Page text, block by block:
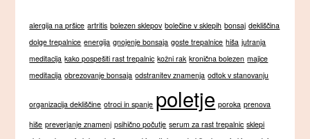
alergija na pršice artritis bolezen sklepov bolečine v sklepih bonsaj dekliščina
dolge trepalnice energija gnojenje bonsaja goste trepalnice hiša jutranja
meditacija kako pospešiti rast trepalnic kožni rak kronična bolezen majice
meditacija obrezovanje bonsaja odstranitev znamenja odtok v stanovanju
organizacija dekliščine otroci in spanje poletje poroka prenova
hiše preverjanje znamenj psihično počutje serum za rast trepalnic sklepi